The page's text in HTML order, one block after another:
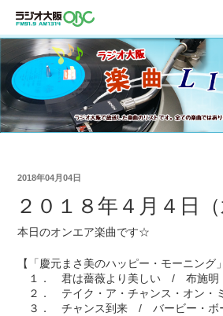
2018年04月04日
２０１８年４月４日（
本日のオンエア楽曲です☆
【「慶元まさ美のハッピー・モーニング
１． 君は薔薇より美しい / 布施明
２． テイク・ア・チャンス・オン
３． チャンス到来 / バービー・ボ